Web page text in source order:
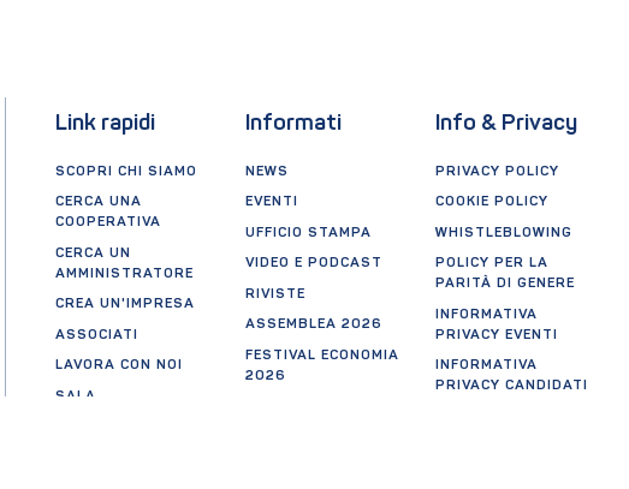
Link rapidi
SCOPRI CHI SIAMO
CERCA UNA
COOPERATIVA
CERCA UN
AMMINISTRATORE
CREA UN'IMPRESA
ASSOCIATI
LAVORA CON NOI
SALA
Informati
NEWS
EVENTI
UFFICIO STAMPA
VIDEO E PODCAST
RIVISTE
ASSEMBLEA 2026
FESTIVAL ECONOMIA
2026
Info & Privacy
PRIVACY POLICY
COOKIE POLICY
WHISTLEBLOWING
POLICY PER LA
PARITÀ DI GENERE
INFORMATIVA
PRIVACY EVENTI
INFORMATIVA
PRIVACY CANDIDATI